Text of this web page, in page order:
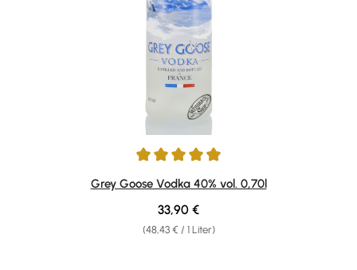
Durchschnittliche Bewertung von 4.95 von 5 Sternen
Grey Goose Vodka 40% vol. 0,70l
(48,43 € / 1 Liter)
Regulärer Preis:
33,90 €